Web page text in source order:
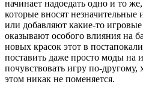
начинает надоедать одно и то
которые вносят
или добавляют какие-то
оказывают особого влияния на
новых красок этот в
поставить даже просто моды на
почувствовать игру по-другому,
этом никак не поменяется.